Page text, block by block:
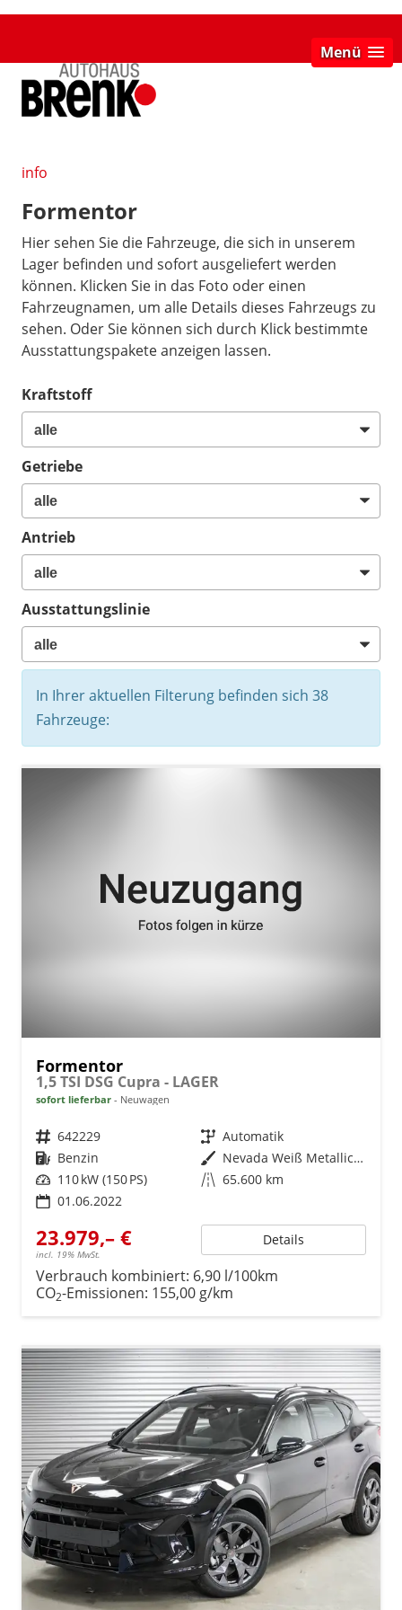
Menü
info
Formentor
Hier sehen Sie die Fahrzeuge, die sich in unserem
Lager befinden und sofort ausgeliefert werden
können. Klicken Sie in das Foto oder einen
Fahrzeugnamen, um alle Details dieses Fahrzeugs zu
sehen. Oder Sie können sich durch Klick bestimmte
Ausstattungspakete anzeigen lassen.
Kraftstoff
Getriebe
Antrieb
Ausstattungslinie
In Ihrer aktuellen Filterung befinden sich 38
Fahrzeuge:
Formentor
1,5 TSI DSG Cupra - LAGER
sofort lieferbar Neuwagen
Fahrzeugnr. 642229 Getriebe Automatik
Kraftstoff Benzin Außenfarbe
Nevada Weiß Metallic (2Y)
Leistung 110 kW (150 PS) Kilometerstand 65.600 km
01.06.2022
23.979,– €
incl. 19% MwSt.
Details
Verbrauch kombiniert: 6,90 l/100km
CO2-Emissionen: 155,00 g/km